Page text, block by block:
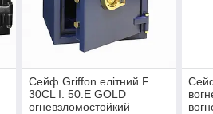
Сейф Griffon елітний F.
30CL I. 50.E GOLD
огневзломостойкий